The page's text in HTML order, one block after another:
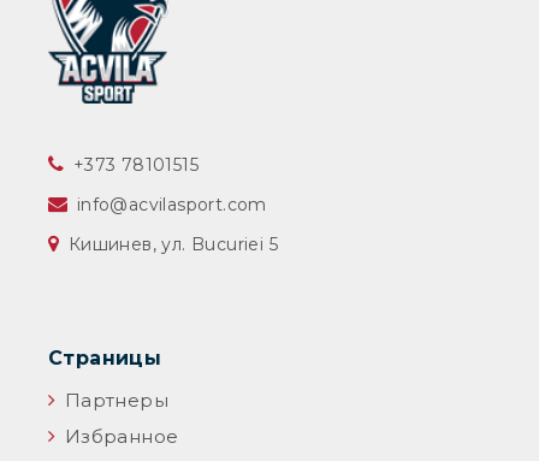
‎+373 78101515
info@acvilasport.com
Кишинев, ул. Bucuriei 5
Страницы
Партнеры
Избранное